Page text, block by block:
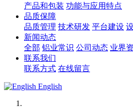
产品和包装 功能与应用特点
品质保障
品质管理 技术研发 平台建设
新闻动态
全部 铝业常识 公司动态 业界
联系我们
联系方式 在线留言
English